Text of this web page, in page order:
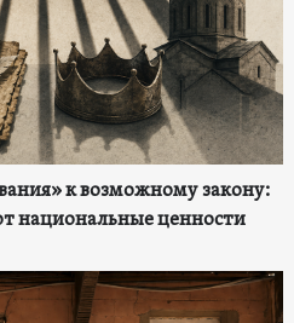
к возможному закону:
национальные ценности